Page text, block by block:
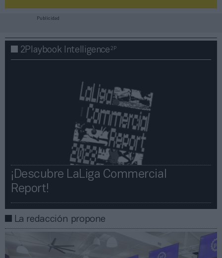
Publicidad
2Playbook Intelligence2P
¡Descubre LaLiga Commercial
Report!​​
La redacción propone